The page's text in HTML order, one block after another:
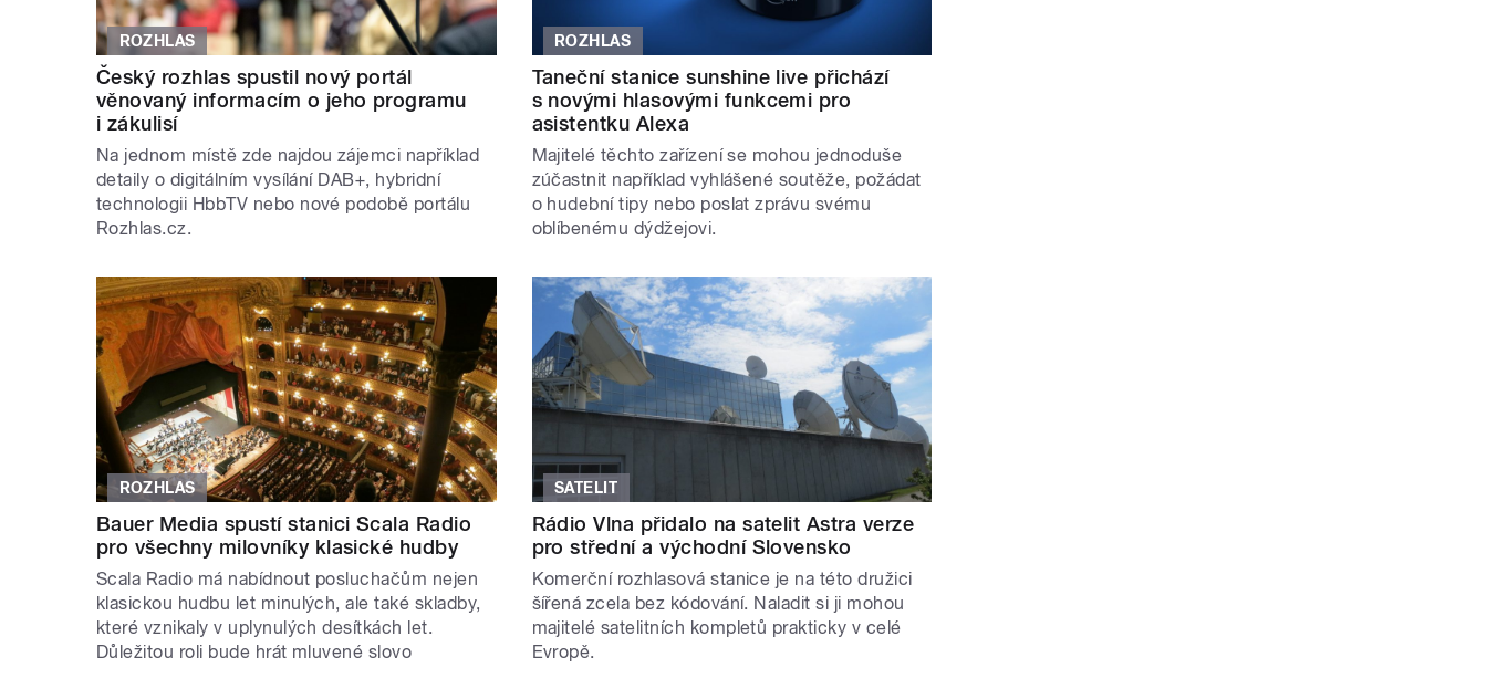
ROZHLAS
Český rozhlas spustil nový portál
věnovaný informacím o jeho programu
i zákulisí
Na jednom místě zde najdou zájemci například
detaily o digitálním vysílání DAB+, hybridní
technologii HbbTV nebo nové podobě portálu
Rozhlas.cz.
ROZHLAS
Taneční stanice sunshine live přichází
s novými hlasovými funkcemi pro
asistentku Alexa
Majitelé těchto zařízení se mohou jednoduše
zúčastnit například vyhlášené soutěže, požádat
o hudební tipy nebo poslat zprávu svému
oblíbenému dýdžejovi.
ROZHLAS
Bauer Media spustí stanici Scala Radio
pro všechny milovníky klasické hudby
Scala Radio má nabídnout posluchačům nejen
klasickou hudbu let minulých, ale také skladby,
které vznikaly v uplynulých desítkách let.
Důležitou roli bude hrát mluvené slovo
SATELIT
Rádio Vlna přidalo na satelit Astra verze
pro střední a východní Slovensko
Komerční rozhlasová stanice je na této družici
šířená zcela bez kódování. Naladit si ji mohou
majitelé satelitních kompletů prakticky v celé
Evropě.